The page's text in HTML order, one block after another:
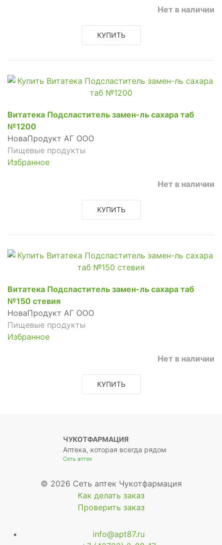
Нет в наличии
КУПИТЬ
Витатека Подсластитель замен-ль сахара таб
№1200
НоваПродукт АГ ООО
Пищевые продукты
Избранное
Нет в наличии
КУПИТЬ
Витатека Подсластитель замен-ль сахара таб
№150 стевия
НоваПродукт АГ ООО
Пищевые продукты
Избранное
Нет в наличии
КУПИТЬ
ЧУКОТФАРМАЦИЯ
Аптека, которая всегда рядом
Сеть аптек
© 2026 Сеть аптек Чукотфармация
Как делать заказ
Проверить заказ
info@apt87.ru